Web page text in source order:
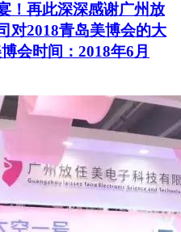
！再此深深感谢广州放
对2018青岛美博会的大
会时间：2018年6月